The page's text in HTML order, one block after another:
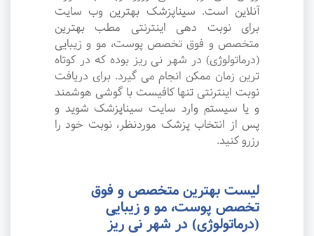
آنلاین است. سیناپزشک بهترین وب سایت
برای نوبت دهی اینترنتی مطب بهترین
متخصص و فوق تخصص پوست، مو و زیبایی
(درماتولوژی) در شهر نی ریز بوده که در کوتاه
ترین زمان ممکن انجام می گیرد. برای دریافت
نوبت اینترنتی تنها کافیست با گوشی هوشمند
و یا سیستم وارد سایت سیناپزشک شوید و
پس از انتخاب پزشک موردنظر، نوبت خود را
رزرو کنید.
لیست بهترین متخصص و فوق
تخصص پوست، مو و زیبایی
(درماتولوژی) در شهر نی ریز